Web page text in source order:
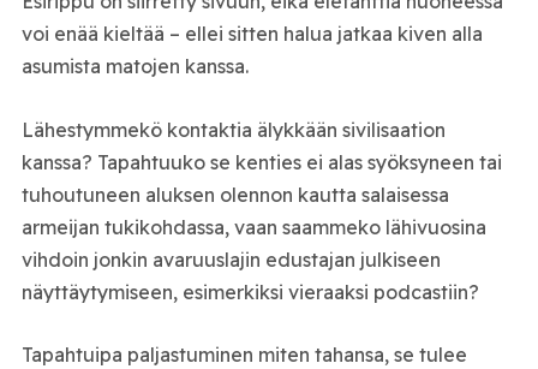
voi enää kieltää – ellei sitten halua jatkaa kiven alla
asumista matojen kanssa.
Lähestymmekö kontaktia älykkään sivilisaation
kanssa? Tapahtuuko se kenties ei alas syöksyneen tai
tuhoutuneen aluksen olennon kautta salaisessa
armeijan tukikohdassa, vaan saammeko lähivuosina
vihdoin jonkin avaruuslajin edustajan julkiseen
näyttäytymiseen, esimerkiksi vieraaksi podcastiin?
Tapahtuipa paljastuminen miten tahansa, se tulee